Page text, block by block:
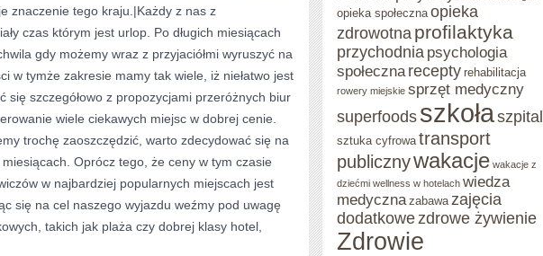
znaczenie tego kraju.|Każdy z nas z
czas którym jest urlop. Po długich miesiącach
gdy możemy wraz z przyjaciółmi wyruszyć na
w tymże zakresie mamy tak wiele, iż niełatwo jest
się szczegółowo z propozycjami przeróżnych biur
wiele ciekawych miejsc w dobrej cenie.
trochę zaoszczędzić, warto zdecydować się na
Oprócz tego, że ceny w tym czasie
w najbardziej popularnych miejscach jest
się na cel naszego wyjazdu weźmy pod uwagę
takich jak plaża czy dobrej klasy hotel,
opieka społeczna opieka
zdrowotna profilaktyka
przychodnia psychologia
społeczna recepty rehabilitacja
rowery miejskie sprzęt medyczny
superfoods szkołaszpital
sztuka cyfrowa transport
publicznywakacje wakacje z
dziećmi wellness w hotelach wiedza
medyczna zabawa zajęcia
dodatkowezdrowe żywienie
Zdrowie